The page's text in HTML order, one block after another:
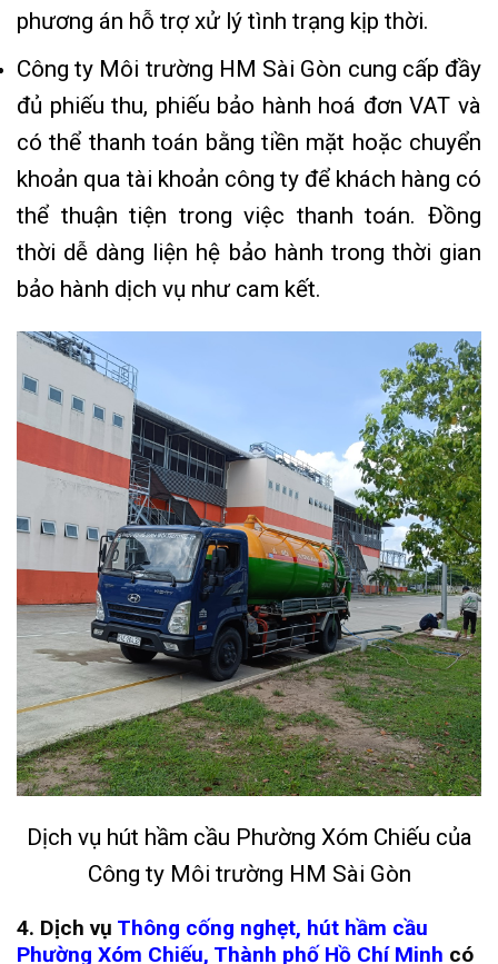
phương án hỗ trợ xử lý tình trạng kịp thời.
Công ty Môi trường HM Sài Gòn cung cấp đầy
đủ phiếu thu, phiếu bảo hành hoá đơn VAT và
có thể thanh toán bằng tiền mặt hoặc chuyển
khoản qua tài khoản công ty để khách hàng có
thể thuận tiện trong việc thanh toán. Đồng
thời dễ dàng liện hệ bảo hành trong thời gian
bảo hành dịch vụ như cam kết.
Dịch vụ hút hầm cầu Phường Xóm Chiếu của
Công ty Môi trường HM Sài Gòn
4. Dịch vụ Thông cống nghẹt, hút hầm cầu
Phường Xóm Chiếu, Thành phố Hồ Chí Minh có